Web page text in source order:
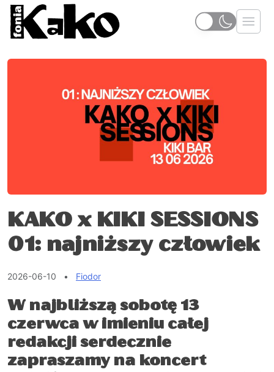
KAKO x KIKI SESSIONS
01: najniższy człowiek
2026-06-10 • Fiodor
W najbliższą sobotę 13
czerwca w imieniu całej
redakcji serdecznie
zapraszamy na koncert